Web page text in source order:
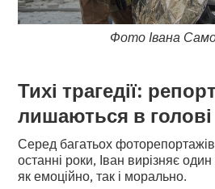
Фото Івана
Тихі трагедії:
лишаються в голові
Серед багатьох
останні роки, Іван вирізняє
як емоційно, так і морально.